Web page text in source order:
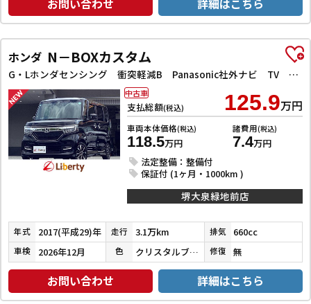
お問い合わせ 詳細はこちら
ホンダ N－BOXカスタム
G・Lホンダセンシング 衝突軽減B Panasonic社外ナビ TV Bカメラ ビルドインETC アダプティブクルーズコントロール 左パワースライドドア LEDヘッドライト フォグライト スマートキー プッシュスタート
支払総額(税込) 125.9万円
車両本体価格(税込)
118.5万円
諸費用(税込)
7.4万円
法定整備：整備付
保証付 (1ヶ月・1000km )
中古車
堺大泉緑地前店
年式 2017(平成29)年 走行 3.1万km 排気 660cc
車検 2026年12月 色 クリスタルブラックパール 修復 無
お問い合わせ 詳細はこちら